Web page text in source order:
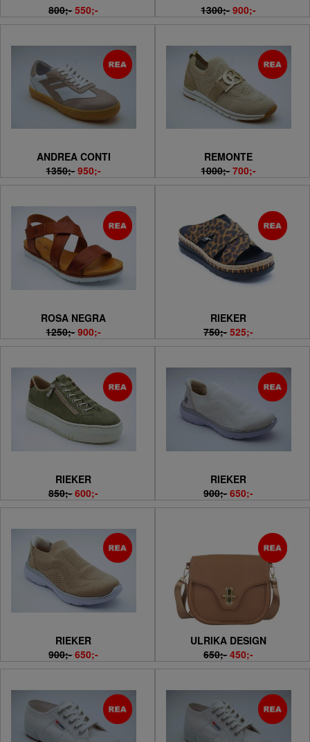
800;- 550;-
1300;- 900;-
ANDREA CONTI
1350;- 950;-
REMONTE
1000;- 700;-
ROSA NEGRA
1250;- 900;-
RIEKER
750;- 525;-
RIEKER
850;- 600;-
RIEKER
900;- 650;-
RIEKER
900;- 650;-
ULRIKA DESIGN
650;- 450;-